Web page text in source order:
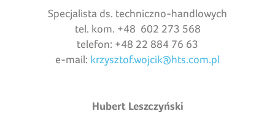
Specjalista ds. techniczno-handlowych
tel. kom. +48 602 273 568
telefon: +48 22 884 76 63
e-mail: krzysztof.wojcik@hts.com.pl
Hubert Leszczyński